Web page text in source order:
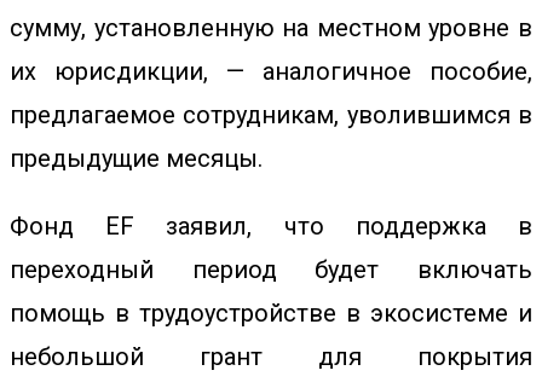
сумму, установленную на местном уровне в
их юрисдикции, — аналогичное пособие,
предлагаемое сотрудникам, уволившимся в
предыдущие месяцы.
Фонд EF заявил, что поддержка в
переходный период будет включать
помощь в трудоустройстве в экосистеме и
небольшой грант для покрытия